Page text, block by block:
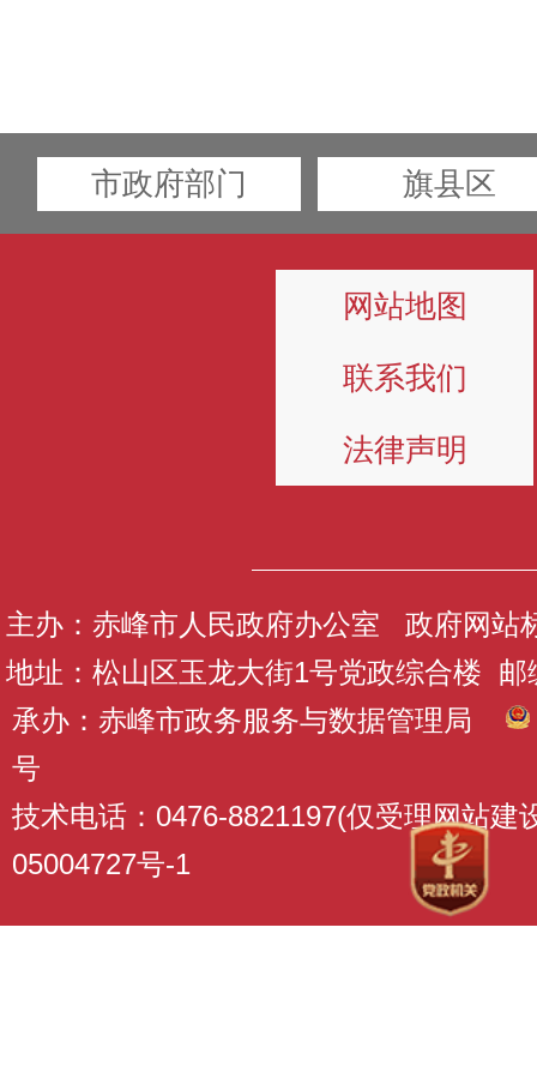
市政府部门 旗县区
网站地图
联系我们
法律声明
主办：赤峰市人民政府办公室 政府网站
地址：松山区玉龙大街1号党政综合楼 邮
承办：赤峰市政务服务与数据管理局
号
技术电话：0476-8821197(仅受理网站建
05004727号-1